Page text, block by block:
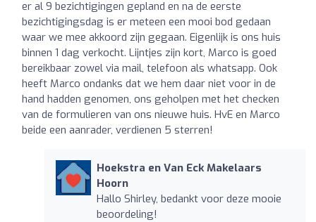
er al 9 bezichtigingen gepland en na de eerste
bezichtigingsdag is er meteen een mooi bod gedaan
waar we mee akkoord zijn gegaan. Eigenlijk is ons huis
binnen 1 dag verkocht. Lijntjes zijn kort, Marco is goed
bereikbaar zowel via mail, telefoon als whatsapp. Ook
heeft Marco ondanks dat we hem daar niet voor in de
hand hadden genomen, ons geholpen met het checken
van de formulieren van ons nieuwe huis. HvE en Marco
beide een aanrader, verdienen 5 sterren!
Hoekstra en Van Eck Makelaars
Hoorn
Hallo Shirley, bedankt voor deze mooie
beoordeling!